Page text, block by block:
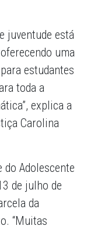
juventude está
uma
estudantes
toda a
explica a
Carolina
do Adolescente
de julho de
da
“Muitas